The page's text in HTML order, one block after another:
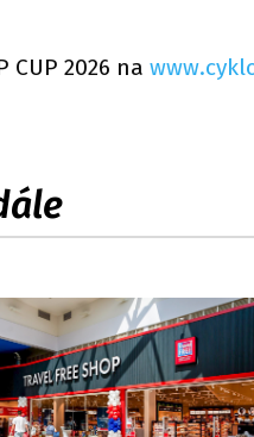
2026 na